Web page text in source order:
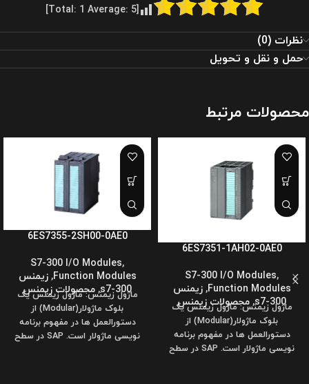
[Total:
1 Average: 5
]
نظرات (0)
حمل و نقل و تحویل
محصولات مرتبط
6ES7351-1AH02-0AE0
S7-300 I/O Modules,
Function Modules
,زیمنس
s7-300
, محصولات زیمنس
ماژول زیمنس: ماژول زیمنس یک
بلوک ماژولار(Modular) از
دستورالعمل ها در مفهوم برنامه
نویسی ماژولار است. SAP در سطح
6ES7355-2SH00-0AE0
S7-300 I/O Modules,
Function Modules
,زیمنس
s7-300
, محصولات زیمنس
ماژول زیمنس: ماژول زیمنس یک
بلوک ماژولار(Modular) از
دستورالعمل ها در مفهوم برنامه
نویسی ماژولار است. SAP در سطح